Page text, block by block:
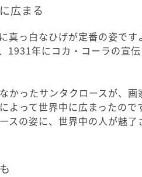
広まる
真っ白なひげが定番の姿です
1931年にコカ・コーラの宣
かったサンタクロースが、画
よって世界中に広まったので
スの姿に、世界中の人が魅了